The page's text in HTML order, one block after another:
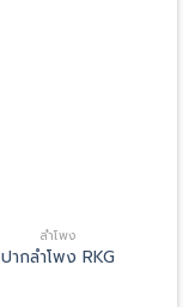
ลำโพง
ปากลำโพง RKG